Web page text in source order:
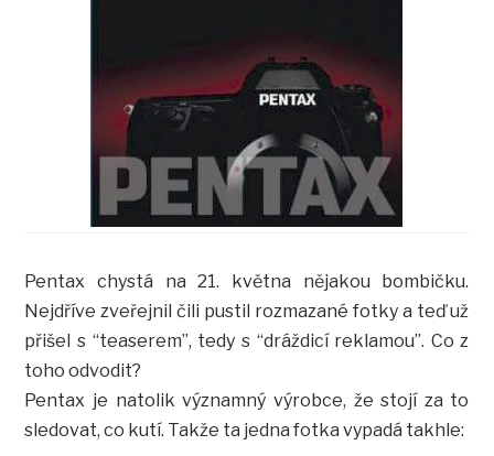
Pentax chystá na 21. května nějakou bombičku.
Nejdříve zveřejnil čili pustil rozmazané fotky a teď už
přišel s “teaserem”, tedy s “dráždicí reklamou”. Co z
toho odvodit?
Pentax je natolik významný výrobce, že stojí za to
sledovat, co kutí. Takže ta jedna fotka vypadá takhle: